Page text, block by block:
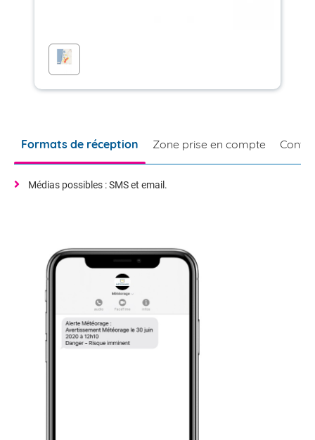
Formats de réception Zone prise en compte
Médias possibles : SMS et email.